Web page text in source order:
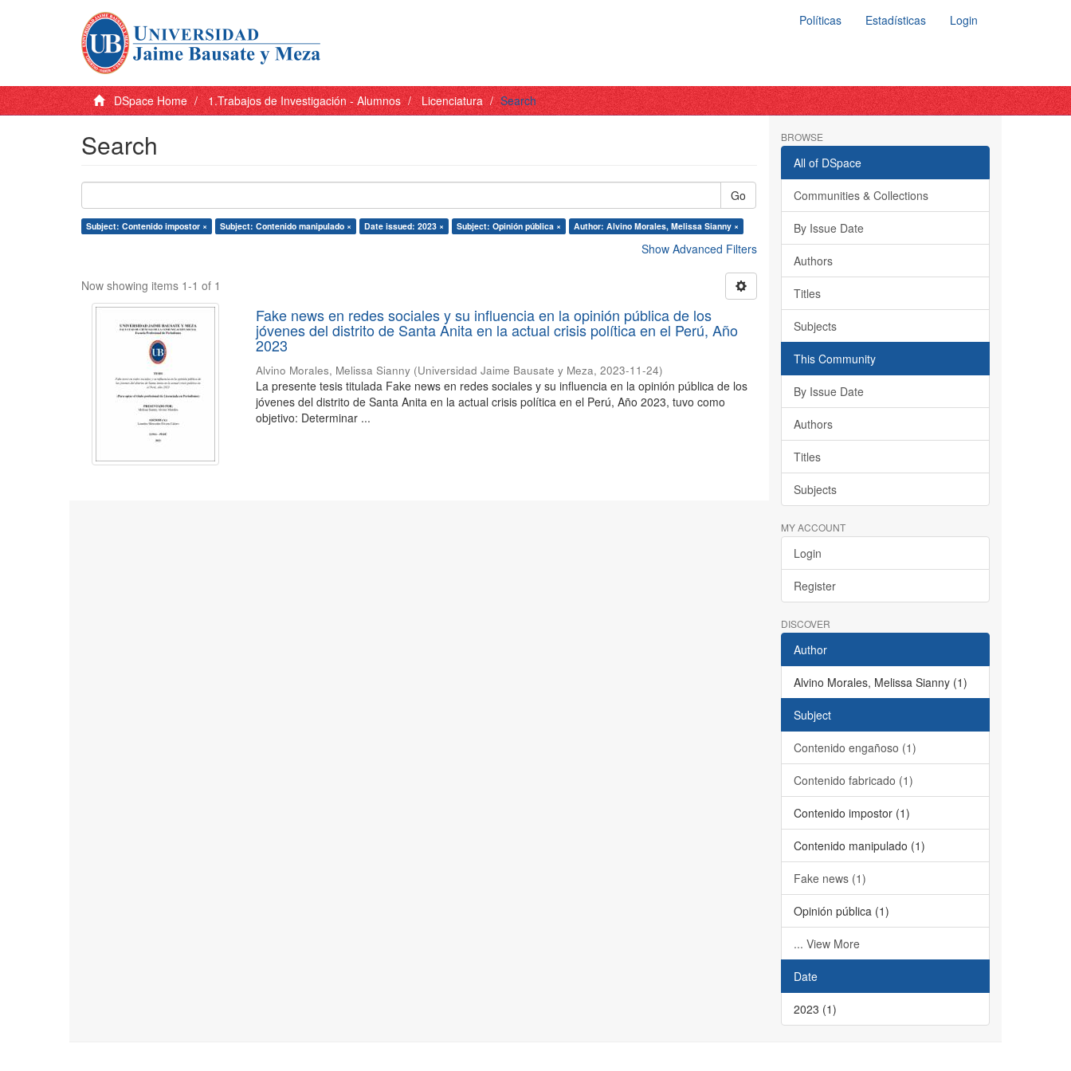
Políticas Estadísticas Login
DSpace Home 1.Trabajos de Investigación - Alumnos Licenciatura Search
Search
Go
Subject: Contenido impostor × Subject: Contenido manipulado × Date issued: 2023 × Subject: Opinión pública × Author: Alvino Morales, Melissa Sianny ×
Show Advanced Filters
Now showing items 1-1 of 1
Fake news en redes sociales y su influencia en la opinión pública de los
jóvenes del distrito de Santa Anita en la actual crisis política en el Perú, Año
2023
Alvino Morales, Melissa Sianny (Universidad Jaime Bausate y Meza,2023-11-24)
La presente tesis titulada Fake news en redes sociales y su influencia en la opinión pública de los
jóvenes del distrito de Santa Anita en la actual crisis política en el Perú, Año 2023, tuvo como
objetivo: Determinar ...
BROWSE
All of DSpace
Communities & Collections
By Issue Date
Authors
Titles
Subjects
This Community
By Issue Date
Authors
Titles
Subjects
MY ACCOUNT
Login
Register
DISCOVER
Author
Alvino Morales, Melissa Sianny (1)
Subject
Contenido engañoso (1)
Contenido fabricado (1)
Contenido impostor (1)
Contenido manipulado (1)
Fake news (1)
Opinión pública (1)
... View More
Date
2023 (1)